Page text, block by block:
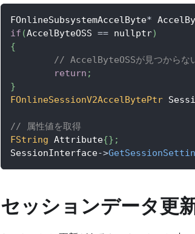
FOnlineSubsystemAccelByte*
if (AccelByteOSS == nullptr)
{
// AccelByteOSSが見つからな
return ;
}
FOnlineSessionV2AccelBytePtr
// 属性値を取得
FString Attribute{} ;
SessionInterface->
セッションデータ更